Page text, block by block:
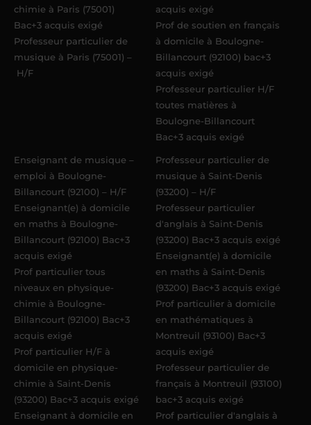
chimie à Paris (75001)
Bac+3 acquis exigé
Professeur particulier de
musique à Paris (75001) –
H/F
acquis exigé
Prof de soutien en français
à domicile à Boulogne-
Billancourt (92100) bac+3
acquis exigé
Professeur particulier H/F
toutes matières à
Boulogne-Billancourt
Bac+3 acquis exigé
Enseignant de musique –
emploi à Boulogne-
Billancourt (92100) – H/F
Enseignant(e) à domicile
en maths à Boulogne-
Billancourt (92100) Bac+3
acquis exigé
Prof particulier tous
niveaux en physique-
chimie à Boulogne-
Billancourt (92100) Bac+3
acquis exigé
Prof particulier H/F à
domicile en physique-
chimie à Saint-Denis
(93200) Bac+3 acquis exigé
Enseignant à domicile en
Professeur particulier de
musique à Saint-Denis
(93200) – H/F
Professeur particulier
d'anglais à Saint-Denis
(93200) Bac+3 acquis exigé
Enseignant(e) à domicile
en maths à Saint-Denis
(93200) Bac+3 acquis exigé
Prof particulier à domicile
en mathématiques à
Montreuil (93100) Bac+3
acquis exigé
Professeur particulier de
français à Montreuil (93100)
bac+3 acquis exigé
Prof particulier d'anglais à